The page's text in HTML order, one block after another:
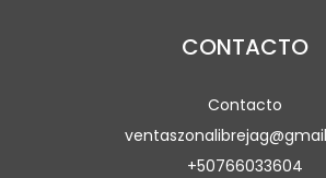
CONTACTO
Contacto
+50766033604